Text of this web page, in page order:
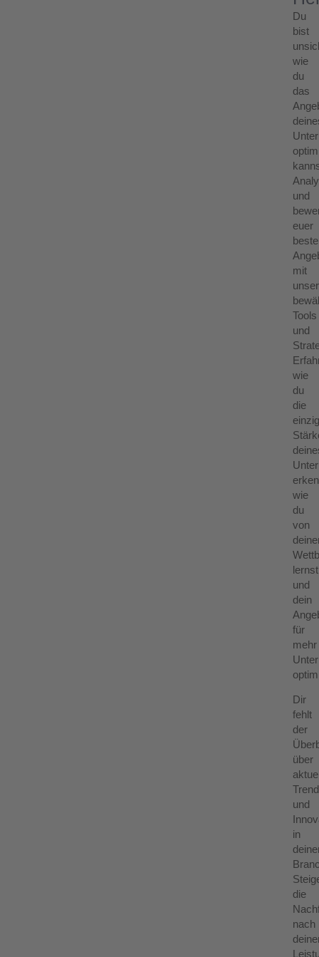
Du
bist
wie
du
das
und
euer
mit
Tools
und
wie
du
die
wie
du
von
lernst
und
dein
für
mehr
Dir
fehlt
der
über
und
in
die
nach